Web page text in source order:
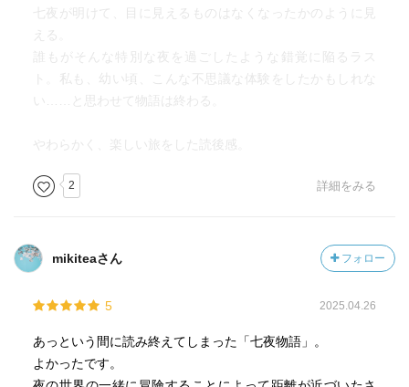
お互いに感じとっていた二人。
境遇を呪うこともなく
自ら行動する。
二人の冒険は
運命に抗う、小さな反逆でもあるのだろう。
七夜が明けて、目に見えるものはなくなったかのように見
える。
誰もがそんな特別な夜を過ごしたような錯覚に陥るラス
ト。私も、幼い頃、こんな不思議な体験をしたかもしれな
い……と思わせて物語は終わる。
やわらかく、楽しい旅をした読後感。
2 詳細をみる
mikiteaさん フォロー
5 2025.04.26
あっという間に読み終えてしまった「七夜物語」。
よかったです。